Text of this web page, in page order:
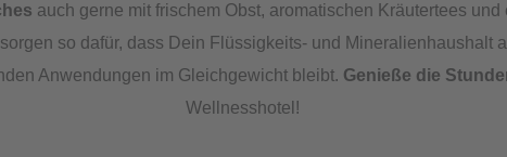
auch gerne mit frischem Obst, aromatischen Kräutertees und
so dafür, dass Dein Flüssigkeits- und Mineralienhaushalt
Anwendungen im Gleichgewicht bleibt. Genieße die
Wellnesshotel!